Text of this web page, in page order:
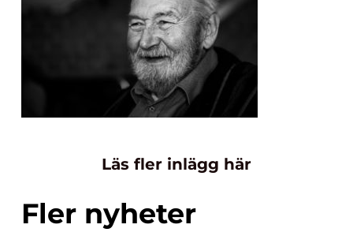
Läs fler inlägg här
Fler nyheter